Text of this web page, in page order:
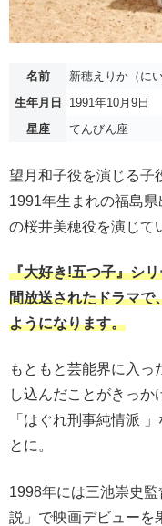
名前 新穂えりか（に
生年月日
1991年10月9日
星座
てんびん座
望月和子役を演じる子
1991年生まれの福島
の桜井美穂役を演じて
『大好き!五つ子』シ
間放送されたドラマで
ようになります。
もともと芸能界に入っ
し込んだことがきっ
「はぐれ刑事純情派
とに。
1998年には三池崇史
説」で映画デビューを